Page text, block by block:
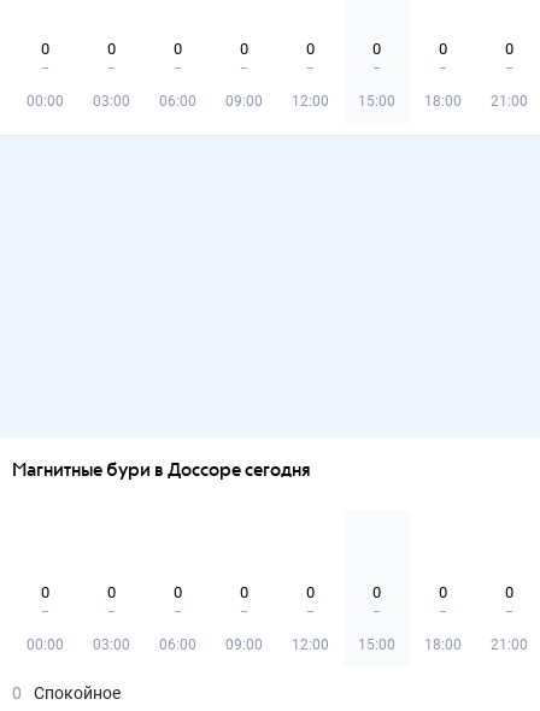
0
00:00
0
03:00
0
06:00
0
09:00
0
12:00
0
15:00
0
18:00
0
21:00
Магнитные бури в Доссоре сегодня
0
00:00
0
03:00
0
06:00
0
09:00
0
12:00
0
15:00
0
18:00
0
21:00
0
Спокойное